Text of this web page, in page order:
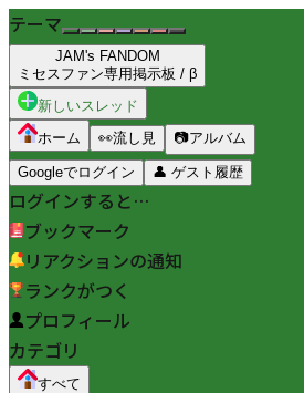
テーマ
JAM's FANDOM
ミセスファン専用掲示板 / β
新しいスレッド
ホーム
👀流し見 📷アルバム
Googleでログイン 👤 ゲスト履歴
ログインすると…
ブックマーク
リアクションの通知
ランクがつく
プロフィール
カテゴリ
すべて